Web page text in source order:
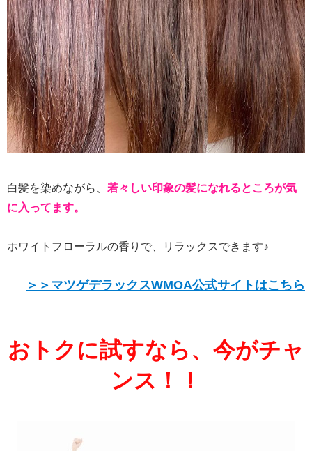
白髪を染めながら、 若々しい印象の髪になれるところが気
に入ってます。
ホワイトフローラルの香りで、リラックスできます♪
＞＞マツゲデラックスWMOA公式サイトはこちら
おトクに試すなら、今がチャ
ンス！！